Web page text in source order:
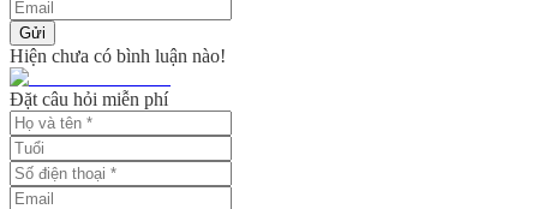
Gửi
Hiện chưa có bình luận nào!
Đặt câu hỏi miễn phí